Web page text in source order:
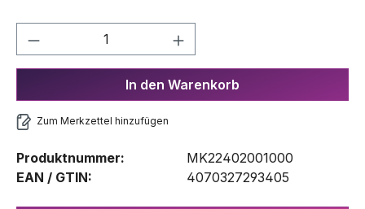
Produkt Anzahl: Gib den
In den Warenkorb
Zum Merkzettel hinzufügen
Produktnummer:
MK22402001000
EAN / GTIN:
4070327293405